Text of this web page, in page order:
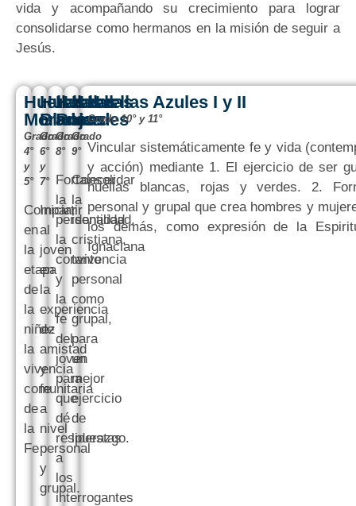
vida y acompañando su crecimiento para lograr
consolidarse como hermanos en la misión de seguir a
Jesús.
Huellas
Moradas
Grado
4°
y
5°
Compartir
en
la
etapa
de
la
niñez
la
vivencia
comunitaria
de
la
Fe
Huellas
Blancas
Grado
6°
y
7°
Iniciar
al
joven
en
la
experiencia
de
amistad
y
fe
a
nivel
personal
y
grupal.
Huellas
Rojas
Grado
8°
Fortalecer
la
personalidad,
la
convivencia
y
la
fe
del
joven
para
que
dé
respuestas
a
los
interrogantes
Huellas
Verdes
Grado
9°
Consolidar
la
identidad
cristiana,
tanto
personal
como
grupal,
para
un
mejor
ejercicio
de
liderazgo.
Huellas Azules I y II
Grado 10° y 11°
Vincular sistemáticamente fe y vida
y acción) mediante 1. El ejercicio de ser
huellas blancas, rojas y verdes. 2.
personal y grupal que crea hombres y
los demás, como expresión de la
Ignaciana